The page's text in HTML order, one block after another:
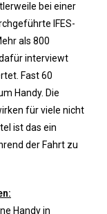
bei einer
IFES-
als 800
interviewt
Fast 60
Handy. Die
für viele nicht
ist das ein
der Fahrt zu
Handy in